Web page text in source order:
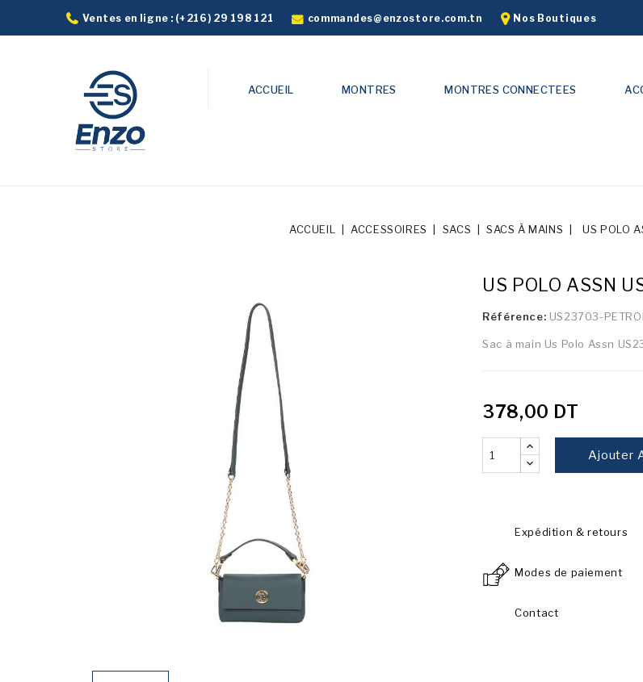
Ventes en ligne : (+216) 29 198 121 commandes@enzostore.com.tn Nos Boutiques
ACCUEIL MONTRES MONTRES CONNECTEES
ACCUEIL ACCESSOIRES SACS SACS À MAINS US POLO
US POLO ASSN
Référence: US23703-
Sac à main Us Polo Assn
378,00 DT
Ajouter
Expédition & retours
Modes de paiement
Contact